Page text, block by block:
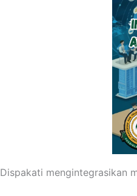
Dispakati mengintegrasikan